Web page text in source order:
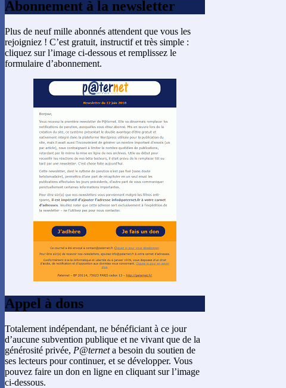
Abonnement à la newsletter
Plus de neuf mille abonnés attendent que vous les
rejoigniez ! C’est gratuit, instructif et très simple :
cliquez sur l’image ci-dessous et remplissez le
formulaire d’abonnement.
Appel à dons
Totalement indépendant, ne bénéficiant à ce jour
d’aucune subvention publique et ne vivant que de la
générosité privée, P@terneta besoin du soutien de
ses lecteurs pour continuer, et se développer. Vous
pouvez faire un don en ligne en cliquant sur l’image
ci-dessous.